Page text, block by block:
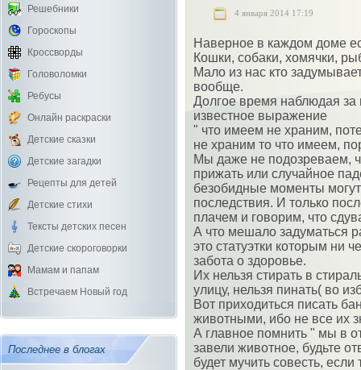
Решебники
Гороскопы
Кроссворды
Головоломки
Ребусы
Онлайн раскраски
Детские сказки
Детские загадки
Рецепты для детей
Детские стихи
Тексты детских песен
Детские скороговорки
Мамам и папам
Встречаем Новый год
Последнее в блогах
4 января 2014 17:19
Наверное в каждом доме
Кошки, собаки, хомячки,
Мало из нас кто
вообще.
Долгое время наблюдая за
известное выражение
" что имеем не храним,
не храним то что имеем,
Мы даже не подозреваем,
прижать или случайное
безобидные моменты
последствия. И только
плачем и говорим, что
А что мешало задуматься
это статуэтки которым ни
забота о здоровье.
Их нельзя стирать в
улицу, нельзя пинать( во
Вот приходиться писать
животными, ибо не все их
А главное помнить " мы в
завели животное, будьте
будет мучить совесть, если